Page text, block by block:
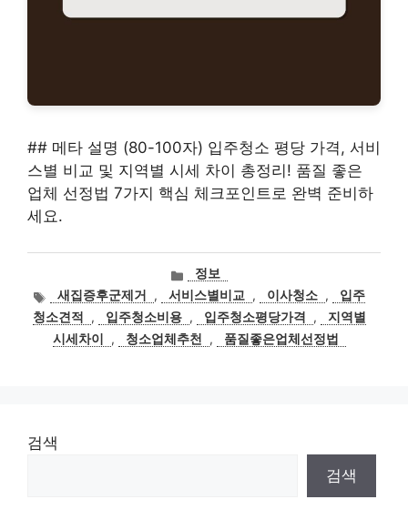
## 메타 설명 (80-100자) 입주청소 평당 가격, 서비
스별 비교 및 지역별 시세 차이 총정리! 품질 좋은
업체 선정법 7가지 핵심 체크포인트로 완벽 준비하
세요.
카
테
고
리
정보
태
그
새집증후군제거 , 서비스별비교 , 이사청소 ,
입주
청소견적
, 입주청소비용 , 입주청소평당가격 ,
지역별
시세차이
, 청소업체추천 , 품질좋은업체선정법
검색
검색